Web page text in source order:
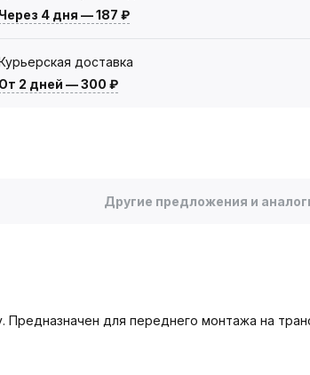
Через 4 дня —187 ₽
доставка
От 2 дней —300 ₽
Другие предложения и
Предназначен для переднего монтажа на